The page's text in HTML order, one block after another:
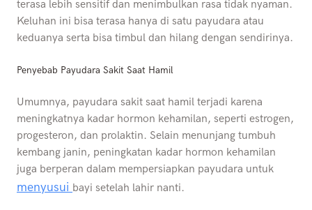
terasa lebih sensitif dan menimbulkan rasa tidak nyaman.
Keluhan ini bisa terasa hanya di satu payudara atau
keduanya serta bisa timbul dan hilang dengan sendirinya.
Penyebab Payudara Sakit Saat Hamil
Umumnya, payudara sakit saat hamil terjadi karena
meningkatnya kadar hormon kehamilan, seperti estrogen,
progesteron, dan prolaktin. Selain menunjang tumbuh
kembang janin, peningkatan kadar hormon kehamilan
juga berperan dalam mempersiapkan payudara untuk
menyusui bayi setelah lahir nanti.